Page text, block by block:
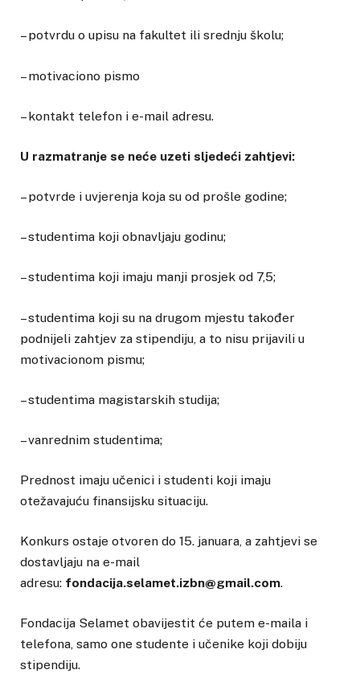
– potvrdu o upisu na fakultet ili srednju školu;
– motivaciono pismo
– kontakt telefon i e-mail adresu.
U razmatranje se neće uzeti sljedeći zahtjevi:
– potvrde i uvjerenja koja su od prošle godine;
– studentima koji obnavljaju godinu;
– studentima koji imaju manji prosjek od 7,5;
– studentima koji su na drugom mjestu također
podnijeli zahtjev za stipendiju, a to nisu prijavili u
motivacionom pismu;
– studentima magistarskih studija;
– vanrednim studentima;
Prednost imaju učenici i studenti koji imaju
otežavajuću finansijsku situaciju.
Konkurs ostaje otvoren do 15. januara, a zahtjevi se
dostavljaju na e-mail
adresu: fondacija.selamet.izbn@gmail.com.
Fondacija Selamet obavijestit će putem e-maila i
telefona, samo one studente i učenike koji dobiju
stipendiju.